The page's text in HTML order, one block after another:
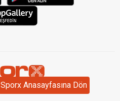
Sporx Anasayfasına Dön